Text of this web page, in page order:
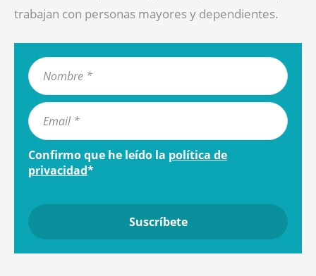
trabajan con personas mayores y dependientes.
Confirmo que he leído la política de
privacidad*